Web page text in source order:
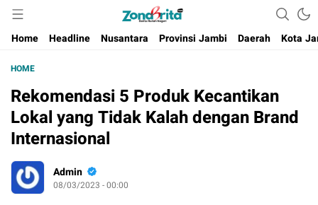
Berita Harian Negeri
Home
Headline Nusantara Provinsi Jambi Daerah Kota
HOME
Rekomendasi 5 Produk Kecantikan
Lokal yang Tidak Kalah dengan Brand
Internasional
Admin
08/03/2023 - 00:00